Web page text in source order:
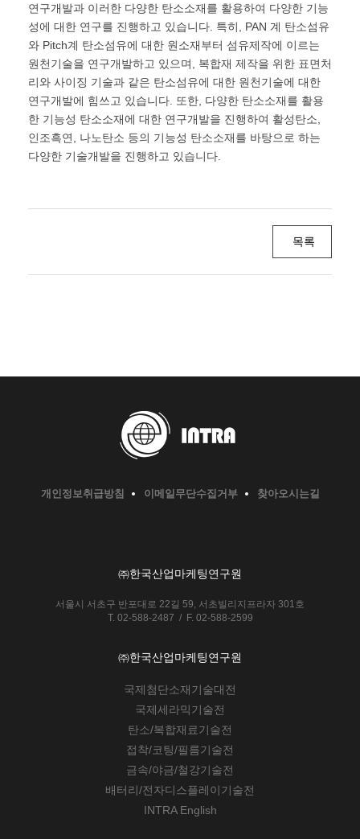
연구개발과 이러한 다양한 탄소소재를 활용하여 다양한 기능
성에 대한 연구를 진행하고 있습니다. 특히, PAN 계 탄소섬유
와 Pitch계 탄소섬유에 대한 원소재부터 섬유제작에 이르는
원천기술을 연구개발하고 있으며, 복합재 제작을 위한 표면처
리와 사이징 기술과 같은 탄소섬유에 대한 원천기술에 대한
연구개발에 힘쓰고 있습니다. 또한, 다양한 탄소소재를 활용
한 기능성 탄소소재에 대한 연구개발을 진행하여 활성탄소,
인조흑연, 나노탄소 등의 기능성 탄소소재를 바탕으로 하는
다양한 기술개발을 진행하고 있습니다.
목록
개인정보취급방침 이메일무단수집거부 찾아오시는길
㈜한국산업마케팅연구원
서울시 서초구 반포대로 22길 59, 서초빌리지프라자 301호
T. 02-588-2487 / F. 02-588-2599
㈜한국산업마케팅연구원
국제첨단소재기술대전
국제세라믹기술전
탄소/복합재료기술전
접착/코팅/필름기술전
금속/야금/철강기술전
배터리/전자디스플레이기술전
INTRA English